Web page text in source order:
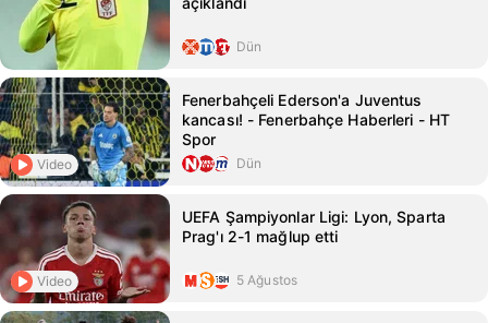
Dün
Video
Fenerbahçeli Ederson'a Juventus
kancası! - Fenerbahçe Haberleri - HT
Spor
Dün
Video
UEFA Şampiyonlar Ligi: Lyon, Sparta
Prag'ı 2-1 mağlup etti
5 Ağustos